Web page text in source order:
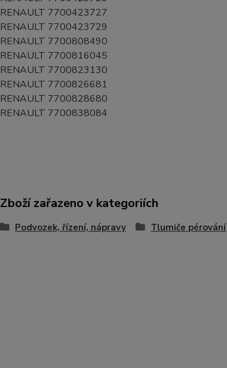
RENAULT 7700423727
RENAULT 7700423729
RENAULT 7700808490
RENAULT 7700816045
RENAULT 7700823130
RENAULT 7700826681
RENAULT 7700828680
RENAULT 7700838084
Zboží zařazeno v kategoriích
Podvozek, řízení, nápravy Tlumiče pérování